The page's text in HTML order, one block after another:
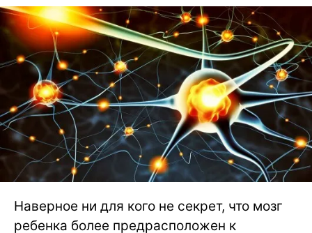
Наверное ни для кого не секрет, что мозг
ребенка более предрасположен к